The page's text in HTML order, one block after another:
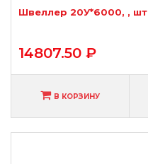
Швеллер 20У*6000, , шт
14807.50 ₽
В КОРЗИНУ